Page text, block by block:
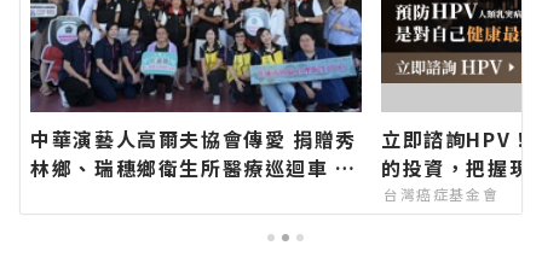
中華演藝人高爾夫協會傳愛 捐贈秀
林鄉、瑞穗鄉衛生所醫療巡迴車 縣
立即諮詢HPV！
的投資，把握現
台灣癌症基金會